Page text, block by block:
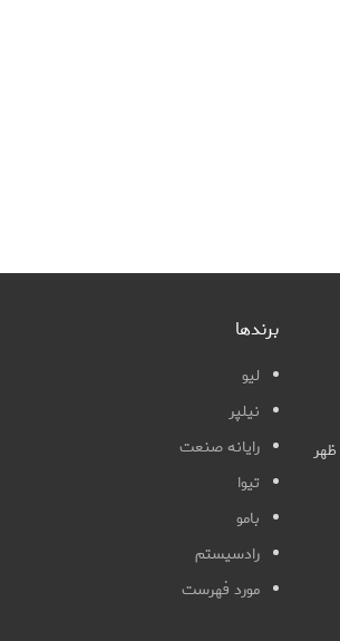
برندها
لیو
نیلپر
رایانه صنعت
تیوا
بامو
رادسیستم
مورد فهرست